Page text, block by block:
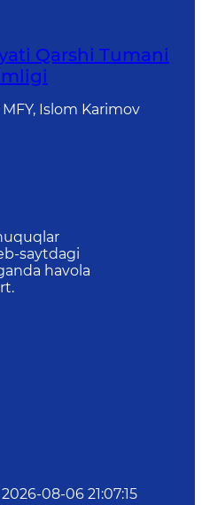
Qarshi Tumani
Islom Karimov
saytdagi
havola
2026-08-06 21:07:15